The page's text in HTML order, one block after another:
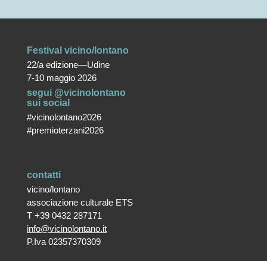
Festival vicino/lontano
22/a edizione—Udine
7-10 maggio 2026
segui @vicinolontano
sui social
#vicinolontano2026
#premioterzani2026
contatti
vicino/lontano
associazione culturale ETS
T +39 0432 287171
info@vicinolontano.it
P.Iva 02357370309